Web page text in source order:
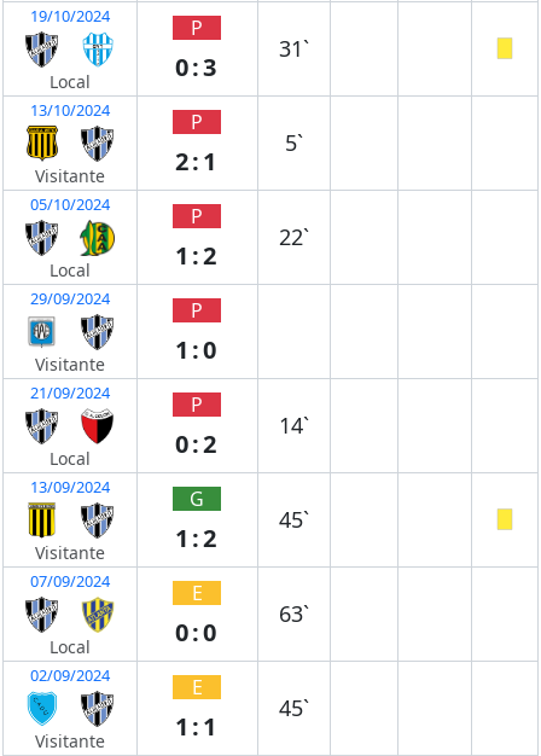
19/10/2024
Local
P
0:3
31`
13/10/2024
Visitante
P
2:1
5`
05/10/2024
Local
P
1:2
22`
29/09/2024
Visitante
P
1:0
21/09/2024
Local
P
0:2
14`
13/09/2024
Visitante
G
1:2
45`
07/09/2024
Local
E
0:0
63`
02/09/2024
Visitante
E
1:1
45`